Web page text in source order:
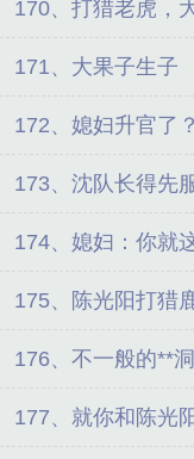
170、打猎老虎，
171、大果子生子
172、媳妇升官了？
173、沈队长得先
174、媳妇：你就
175、陈光阳打猎
176、不一般的**
177、就你和陈光